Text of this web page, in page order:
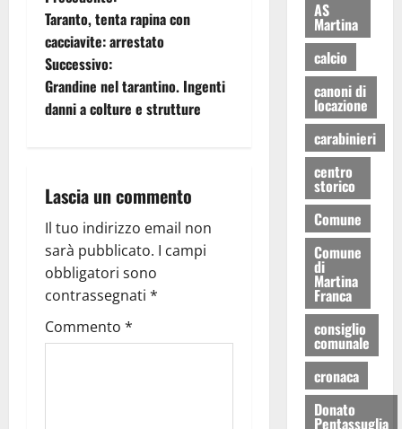
Taranto, tenta rapina con
cacciavite: arrestato
Successivo:
Grandine nel tarantino. Ingenti
danni a colture e strutture
Lascia un commento
Il tuo indirizzo email non
sarà pubblicato. I campi
obbligatori sono
contrassegnati *
Commento *
AS
Martina
calcio
canoni di
locazione
carabinieri
centro
storico
Comune
Comune
di
Martina
Franca
consiglio
comunale
cronaca
Donato
Pentassuglia